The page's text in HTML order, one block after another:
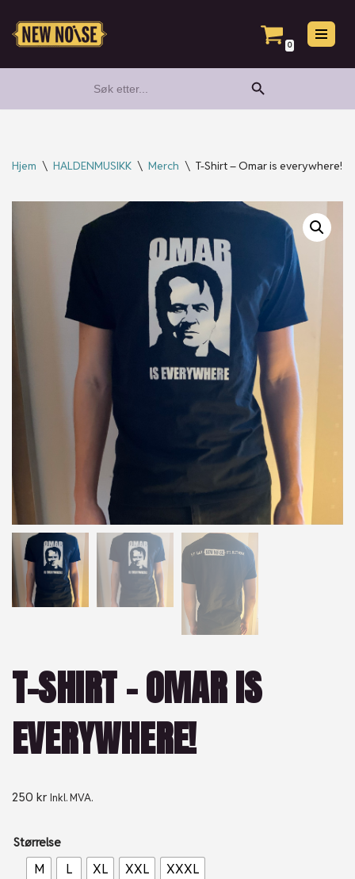
Hopp
0
for:
Search Button
Hjem \ HALDENMUSIKK \ Merch \ T-Shirt – Omar is everywhere!
T-SHIRT – OMAR IS
EVERYWHERE!
250 kr Inkl. MVA.
Størrelse
M L XL XXL XXXL